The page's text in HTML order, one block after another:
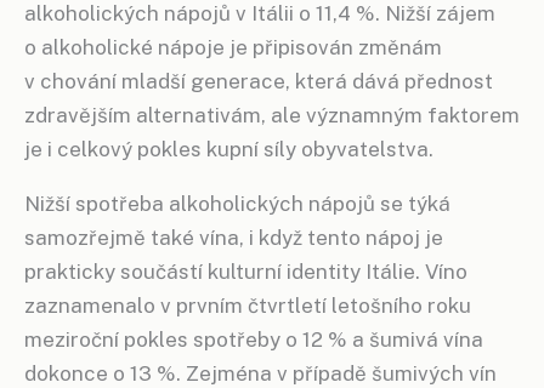
alkoholických nápojů v Itálii o 11,4 %. Nižší zájem
o alkoholické nápoje je připisován změnám
v chování mladší generace, která dává přednost
zdravějším alternativám, ale významným faktorem
je i celkový pokles kupní síly obyvatelstva.
Nižší spotřeba alkoholických nápojů se týká
samozřejmě také vína, i když tento nápoj je
prakticky součástí kulturní identity Itálie. Víno
zaznamenalo v prvním čtvrtletí letošního roku
meziroční pokles spotřeby o 12 % a šumivá vína
dokonce o 13 %. Zejména v případě šumivých vín